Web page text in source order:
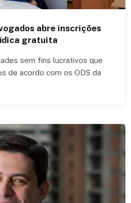
abre inscrições
gratuita
sem fins lucrativos que
de acordo com os ODS da